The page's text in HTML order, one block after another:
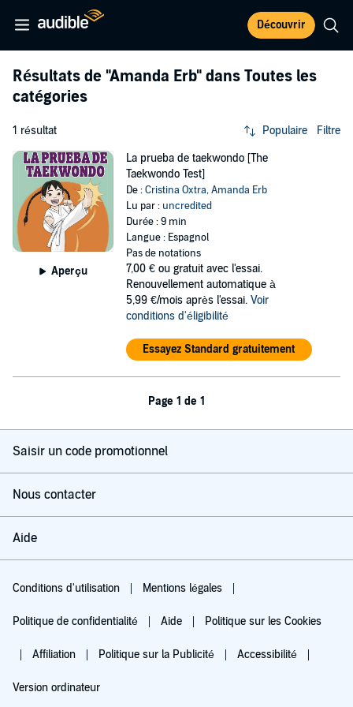
Découvrir
Résultats de "Amanda Erb" dans Toutes les
catégories
1 résultat Populaire Filtre
Aperçu
La prueba de taekwondo [The
Taekwondo Test]
De :Cristina Oxtra,Amanda Erb
Lu par : uncredited
Durée : 9 min
Langue : Espagnol
Pas de notations
7,00 € ou gratuit avec l'essai.
Renouvellement automatique à
5,99 €/mois après l'essai. Voir
conditions d'éligibilité
Essayez Standard gratuitement
Page 1 de 1
Saisir un code promotionnel
Nous contacter
Aide
Conditions d'utilisation Mentions légales
Politique de confidentialité Aide Politique sur les Cookies
Affiliation Politique sur la Publicité Accessibilité
Version ordinateur